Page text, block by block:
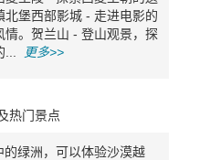
堡西部影城 - 走进电影的
。贺兰山 - 登山观景，探
...
更多>>
热门景点
绿洲，可以体验沙漠越